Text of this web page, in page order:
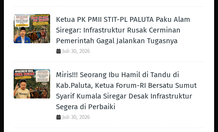
Ketua PK PMII STIT-PL PALUTA Paku Alam
Siregar: Infrastruktur Rusak Cerminan
Pemerintah Gagal Jalankan Tugasnya
Juli 30, 2026
Miris!!! Seorang Ibu Hamil di Tandu di
Kab.Paluta, Ketua Forum-RI Bersatu Sumut
Syarif Kumala Siregar Desak Infrastruktur
Segera di Perbaiki
Juli 30, 2026